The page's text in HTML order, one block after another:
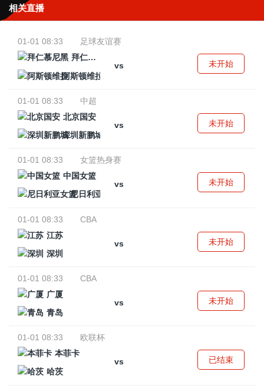
相关直播
01-01 08:33
足球友谊赛
拜仁慕尼黑
vs
阿斯顿维拉
未开始
01-01 08:33
中超
北京国安
vs
深圳新鹏城
未开始
01-01 08:33
女篮热身赛
中国女篮
vs
尼日利亚女篮
未开始
01-01 08:33
CBA
江苏
vs
深圳
未开始
01-01 08:33
CBA
广厦
vs
青岛
未开始
01-01 08:33
欧联杯
本菲卡
vs
哈茨
已结束